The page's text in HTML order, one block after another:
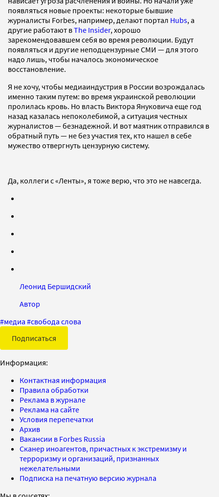
появляться новые проекты: некоторые бывшие
журналисты Forbes, например, делают портал Hubs, а
другие работают вThe Insider, хорошо
зарекомендовавшем себя во время революции. Будут
появляться и другие неподцензурные СМИ — для этого
надо лишь, чтобы началось экономическое
восстановление.
Я не хочу, чтобы медиаиндустрия в России возрождалась
именно таким путем: во время украинской революции
пролилась кровь. Но власть Виктора Януковича еще год
назад казалась непоколебимой, а ситуация честных
журналистов — безнадежной. И вот маятник отправился в
обратный путь — не без участия тех, кто нашел в себе
мужество отвергнуть цензурную систему.
Да, коллеги с «Ленты», я тоже верю, что это не навсегда.
Леонид Бершидский
Автор
#медиа #свобода слова
Подписаться
Информация:
Контактная информация
Правила обработки
Реклама в журнале
Реклама на сайте
Условия перепечатки
Архив
Вакансии в Forbes Russia
Сканер иноагентов, причастных к экстремизму и
терроризму и организаций, признанных
нежелательными
Подписка на печатную версию журнала